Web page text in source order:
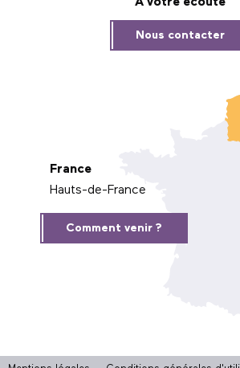
Nous contacter
France
Hauts-de-France
Comment venir ?